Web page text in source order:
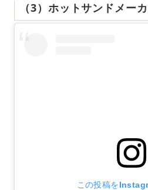
（3）ホットサンドメー
この投稿を